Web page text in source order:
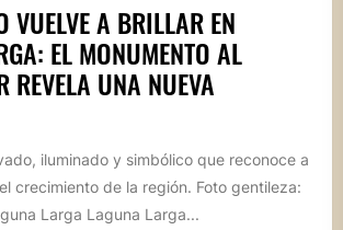
VUELVE A BRILLAR EN
EL MONUMENTO AL
REVELA UNA NUEVA
iluminado y simbólico que reconoce a
crecimiento de la región. Foto gentileza:
Larga Laguna Larga...